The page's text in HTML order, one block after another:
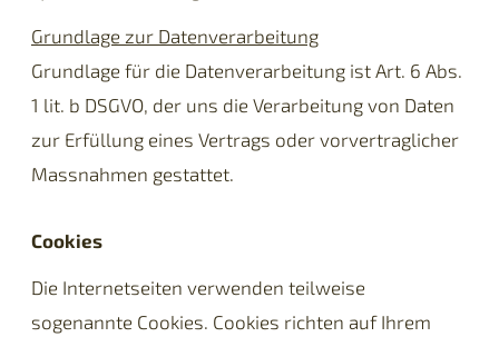
Grundlage zur Datenverarbeitung
Grundlage für die Datenverarbeitung ist Art. 6 Abs.
1 lit. b DSGVO, der uns die Verarbeitung von Daten
zur Erfüllung eines Vertrags oder vorvertraglicher
Massnahmen gestattet.
Cookies
Die Internetseiten verwenden teilweise
sogenannte Cookies. Cookies richten auf Ihrem